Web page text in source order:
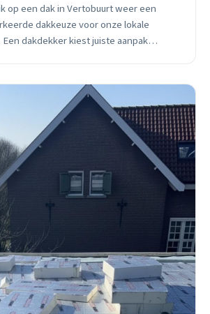
op een dak in Vertobuurt weer een
dakkeuze voor onze lokale
dakdekker kiest juiste aanpak